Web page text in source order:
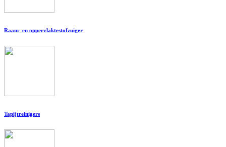
Raam- en oppervlaktestofzuiger
Tapijtreinigers